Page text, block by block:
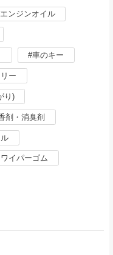
エンジンオイル
車のキー
ー
り)
剤・消臭剤
イパーゴム